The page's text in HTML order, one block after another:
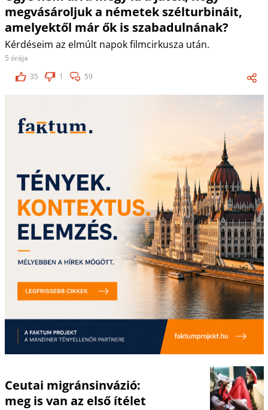
megvásároljuk a németek szélturbináit,
amelyektől már ők is szabadulnának?
Kérdéseim az elmúlt napok filmcirkusza után.
5 órája
35
1 59
Ceutai migránsinvázió:
meg is van az első ítélet